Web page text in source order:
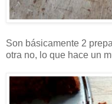
Son básicamente 2
otra no, lo que hace un